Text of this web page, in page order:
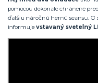
pomocou dokonale chránené
ďalšiu náročnú hernú seansu. O
informuje vstavaný svetelný